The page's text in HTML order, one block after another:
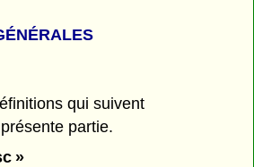
qui suivent
partie.
»